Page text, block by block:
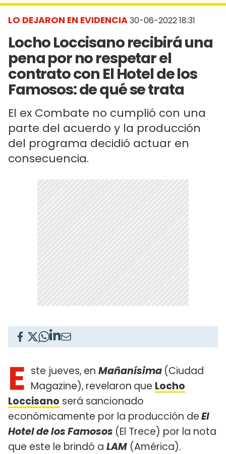
LO DEJARON EN EVIDENCIA30-06-2022 18:31
Locho Loccisano recibirá una
pena por no respetar el
contrato con El Hotel de los
Famosos: de qué se trata
El ex Combate no cumplió con una
parte del acuerdo y la producción
del programa decidió actuar en
consecuencia.
E ste jueves, en Mañanísima (Ciudad
Magazine), revelaron que Locho
Loccisano será sancionado
económicamente por la producción deEl
Hotel de los Famosos (El Trece) por la nota
que este le brindó a LAM (América).